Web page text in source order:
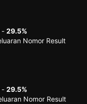
- 29.5%
Nomor Result
- 29.5%
Nomor Result